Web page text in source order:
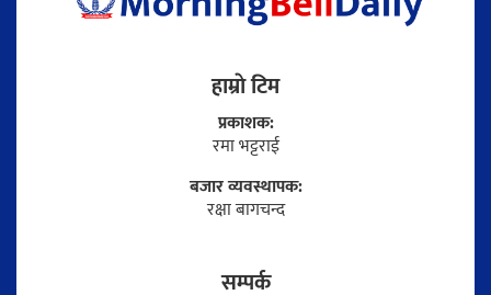
हाम्राे टिम
प्रकाशक:
रमा भट्टराई
बजार व्यवस्थापक:
रक्षा बागचन्द
सम्पर्क